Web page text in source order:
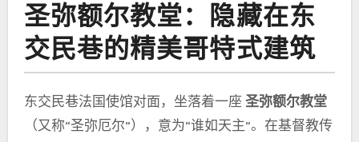
圣弥额尔教堂：隐藏在东
交民巷的精美哥特式建筑
东交民巷法国使馆对面，坐落着一座 圣弥额尔教堂
（又称“圣弥厄尔”），意为“谁如天主”。在基督教传